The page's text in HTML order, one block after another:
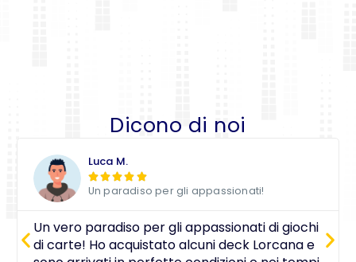
Dicono di noi
Luca M.
 
Un paradiso per gli appassionati!
Un vero paradiso per gli appassionati di giochi
di carte! Ho acquistato alcuni deck Lorcana e